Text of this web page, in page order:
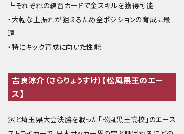
┗それぞれの練習カードで金スキルを獲得可能
・大幅な上振れが狙えるため全ポジションの育成に最
適
・特にキック育成に向いた性能
吉良涼介（きらりょうすけ）【松風黒王のエー
ス】
潔と埼玉県大会決勝を戦った「松風黒王高校」のエース